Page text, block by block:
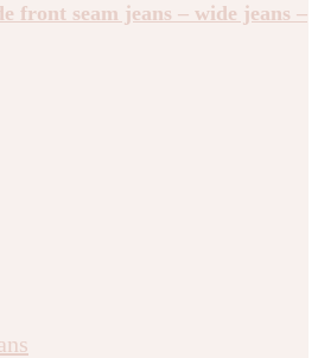
front seam jeans – wide jeans –